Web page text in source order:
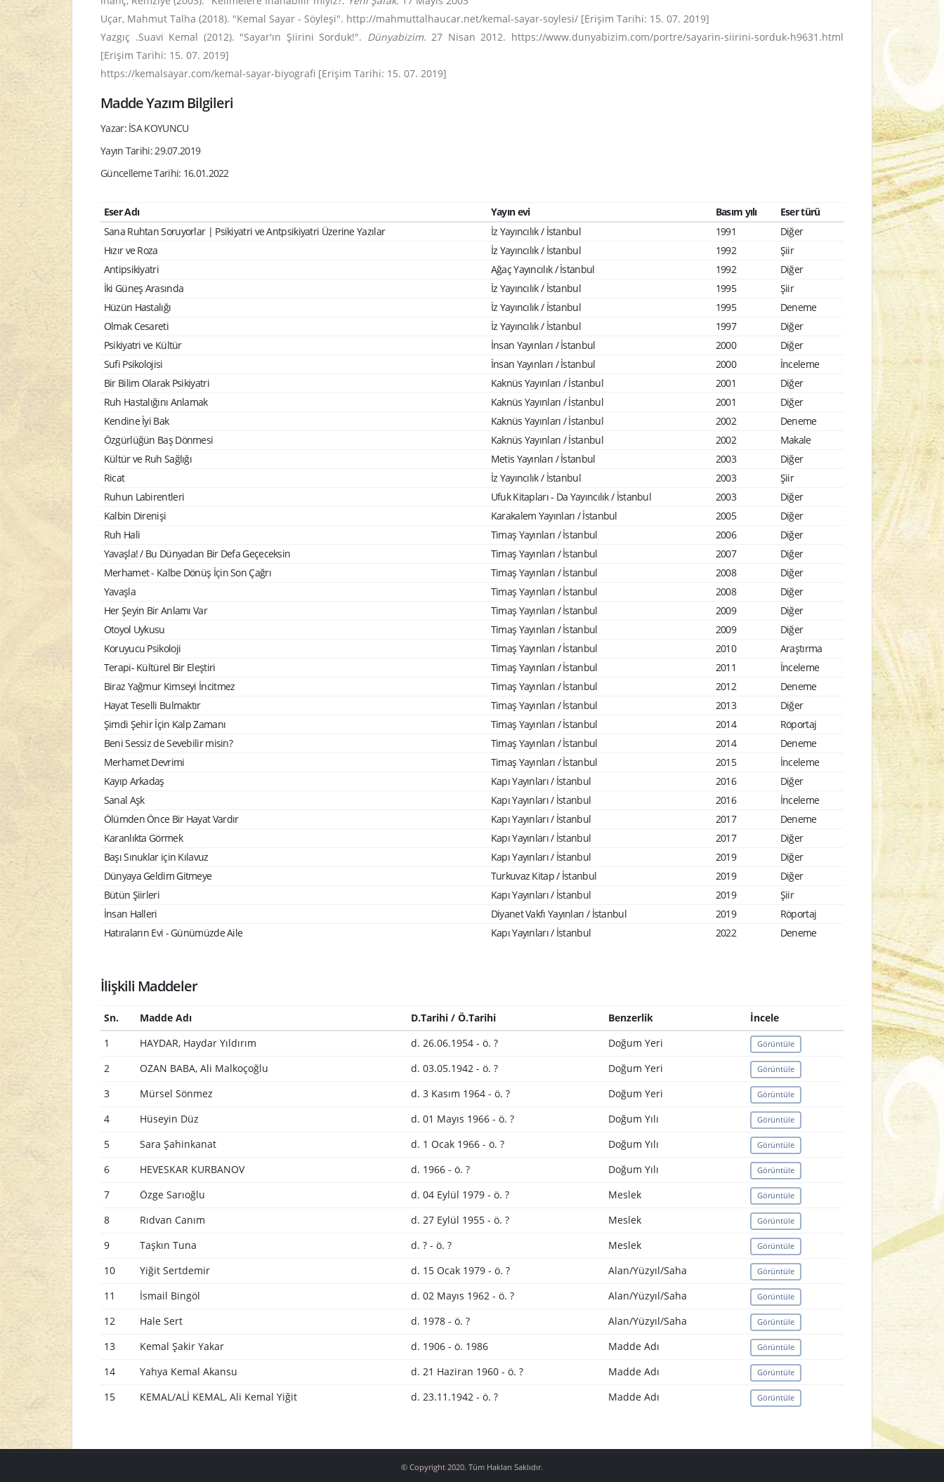
Uçar, Mahmut Talha (2018). "Kemal Sayar - Söyleşi". http://mahmuttalhaucar.net/kemal-sayar-soylesi/ [Erişim Tarihi: 15. 07. 2019]
Yazgıç .Suavi Kemal (2012). "Sayar'ın Şiirini Sorduk!". Dünyabizim. 27 Nisan 2012. https://www.dunyabizim.com/portre/sayarin-siirini-sorduk-h9631.html
[Erişim Tarihi: 15. 07. 2019]
https://kemalsayar.com/kemal-sayar-biyografi [Erişim Tarihi: 15. 07. 2019]
Madde Yazım Bilgileri
Yazar: İSA KOYUNCU
Yayın Tarihi: 29.07.2019
Güncelleme Tarihi: 16.01.2022
Eser Adı Yayın evi Basım yılı
Eser türü
Sana Ruhtan Soruyorlar | Psikiyatri ve Antpsikiyatri Üzerine Yazılar
İz Yayıncılık / İstanbul 1991
Diğer
Hızır ve Roza
İz Yayıncılık / İstanbul 1992
Şiir
Antipsikiyatri
Ağaç Yayıncılık / İstanbul 1992
Diğer
İki Güneş Arasında
İz Yayıncılık / İstanbul 1995
Şiir
Hüzün Hastalığı
İz Yayıncılık / İstanbul 1995
Deneme
Olmak Cesareti
İz Yayıncılık / İstanbul 1997
Diğer
Psikiyatri ve Kültür
İnsan Yayınları / İstanbul 2000
Diğer
Sufi Psikolojisi
İnsan Yayınları / İstanbul 2000
İnceleme
Bir Bilim Olarak Psikiyatri
Kaknüs Yayınları / İstanbul 2001
Diğer
Ruh Hastalığını Anlamak
Kaknüs Yayınları / İstanbul 2001
Diğer
Kendine İyi Bak
Kaknüs Yayınları / İstanbul 2002
Deneme
Özgürlüğün Baş Dönmesi
Kaknüs Yayınları / İstanbul 2002
Makale
Kültür ve Ruh Sağlığı
Metis Yayınları / İstanbul 2003
Diğer
Ricat
İz Yayıncılık / İstanbul 2003
Şiir
Ruhun Labirentleri
Ufuk Kitapları - Da Yayıncılık / İstanbul 2003
Diğer
Kalbin Direnişi
Karakalem Yayınları / İstanbul 2005
Diğer
Ruh Hali
Timaş Yayınları / İstanbul 2006
Diğer
Yavaşla! / Bu Dünyadan Bir Defa Geçeceksin
Timaş Yayınları / İstanbul 2007
Diğer
Merhamet - Kalbe Dönüş İçin Son Çağrı
Timaş Yayınları / İstanbul 2008
Diğer
Yavaşla
Timaş Yayınları / İstanbul 2008
Diğer
Her Şeyin Bir Anlamı Var
Timaş Yayınları / İstanbul 2009
Diğer
Otoyol Uykusu
Timaş Yayınları / İstanbul 2009
Diğer
Koruyucu Psikoloji
Timaş Yayınları / İstanbul 2010
Araştırma
Terapi- Kültürel Bir Eleştiri
Timaş Yayınları / İstanbul 2011
İnceleme
Biraz Yağmur Kimseyi İncitmez
Timaş Yayınları / İstanbul 2012
Deneme
Hayat Teselli Bulmaktır
Timaş Yayınları / İstanbul 2013
Diğer
Şimdi Şehir İçin Kalp Zamanı
Timaş Yayınları / İstanbul 2014
Röportaj
Beni Sessiz de Sevebilir misin?
Timaş Yayınları / İstanbul 2014
Deneme
Merhamet Devrimi
Timaş Yayınları / İstanbul 2015
İnceleme
Kayıp Arkadaş
Kapı Yayınları / İstanbul 2016
Diğer
Sanal Aşk
Kapı Yayınları / İstanbul 2016
İnceleme
Ölümden Önce Bir Hayat Vardır
Kapı Yayınları / İstanbul 2017
Deneme
Karanlıkta Görmek
Kapı Yayınları / İstanbul 2017
Diğer
Başı Sınuklar için Kılavuz
Kapı Yayınları / İstanbul 2019
Diğer
Dünyaya Geldim Gitmeye
Turkuvaz Kitap / İstanbul 2019
Diğer
Bütün Şiirleri
Kapı Yayınları / İstanbul 2019
Şiir
İnsan Halleri
Diyanet Vakfı Yayınları / İstanbul 2019
Röportaj
Hatıraların Evi - Günümüzde Aile
Kapı Yayınları / İstanbul 2022 Deneme
İlişkili Maddeler
Sn. Madde Adı D.Tarihi / Ö.Tarihi Benzerlik
İncele
1
HAYDAR, Haydar Yıldırım d. 26.06.1954 - ö. ? Doğum Yeri Görüntüle
2 OZAN BABA, Ali Malkoçoğlu d. 03.05.1942 - ö. ? Doğum Yeri Görüntüle
3 Mürsel Sönmez d. 3 Kasım 1964 - ö. ? Doğum Yeri Görüntüle
4 Hüseyin Düz d. 01 Mayıs 1966 - ö. ? Doğum Yılı Görüntüle
5 Sara Şahinkanat d. 1 Ocak 1966 - ö. ? Doğum Yılı Görüntüle
6 HEVESKAR KURBANOV d. 1966 - ö. ? Doğum Yılı Görüntüle
7 Özge Sarıoğlu d. 04 Eylül 1979 - ö. ? Meslek Görüntüle
8 Rıdvan Canım d. 27 Eylül 1955 - ö. ? Meslek Görüntüle
9 Taşkın Tuna d. ? - ö. ? Meslek Görüntüle
10 Yiğit Sertdemir d. 15 Ocak 1979 - ö. ? Alan/Yüzyıl/Saha Görüntüle
11 İsmail Bingöl d. 02 Mayıs 1962 - ö. ? Alan/Yüzyıl/Saha Görüntüle
12 Hale Sert d. 1978 - ö. ? Alan/Yüzyıl/Saha Görüntüle
13 Kemal Şakir Yakar d. 1906 - ö. 1986 Madde Adı Görüntüle
14 Yahya Kemal Akansu d. 21 Haziran 1960 - ö. ? Madde Adı Görüntüle
15 KEMAL/ALİ KEMAL, Ali Kemal Yiğit d. 23.11.1942 - ö. ? Madde Adı Görüntüle
© Copyright 2020. Tüm Hakları Saklıdır.